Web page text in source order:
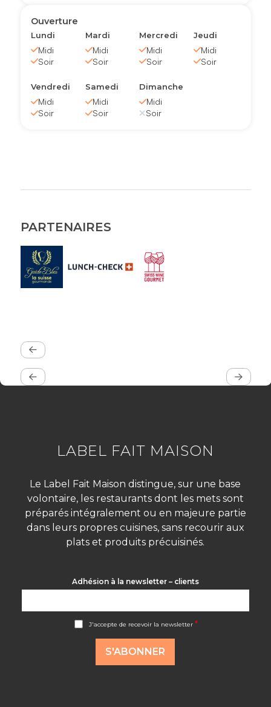
Ouverture
Lundi
Midi
Soir
Mardi
Midi
Soir
Mercredi
Midi
Soir
Jeudi
Midi
Soir
Vendredi
Midi
Soir
Samedi
Midi
Soir
Dimanche
Midi
Soir
PARTENAIRES
LABEL FAIT MAISON
Le Label Fait Maison distingue, sur une base
volontaire, les restaurants dont les mets sont
préparés intégralement ou en majeure partie
dans leurs propres cuisines, sans recourir aux
plats et produits précuisinés.
Adhésion à la newsletter – clients
J'accepte de recevoir la newsletter*
S'ABONNER